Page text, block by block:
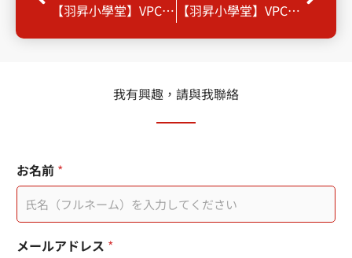
【羽昇小學堂】VPC 網路架構
【羽昇小學堂】VPC中的IP位址
我有興趣，請與我聯絡
*
お名前 *
メールアドレス *